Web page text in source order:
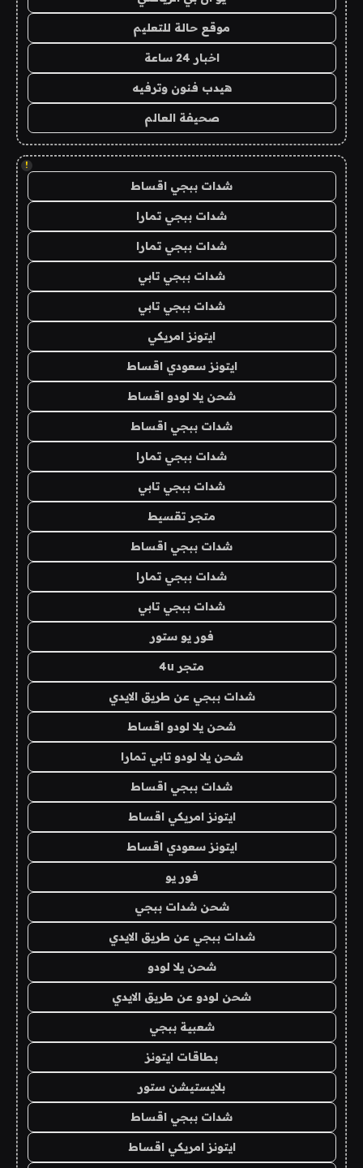
موقع حالة للتعليم
اخبار 24 ساعة
هيدب فنون وترفيه
صحيفة العالم
!
شدات ببجي اقساط
شدات ببجي تمارا
شدات ببجي تمارا
شدات ببجي تابي
شدات ببجي تابي
ايتونز امريكي
ايتونز سعودي اقساط
شحن يلا لودو اقساط
شدات ببجي اقساط
شدات ببجي تمارا
شدات ببجي تابي
متجر تقسيط
شدات ببجي اقساط
شدات ببجي تمارا
شدات ببجي تابي
فور يو ستور
متجر 4u
شدات ببجي عن طريق الايدي
شحن يلا لودو اقساط
شحن يلا لودو تابي تمارا
شدات ببجي اقساط
ايتونز امريكي اقساط
ايتونز سعودي اقساط
فور يو
شحن شدات ببجي
شدات ببجي عن طريق الايدي
شحن يلا لودو
شحن لودو عن طريق الايدي
شعبية ببجي
بطاقات ايتونز
بلايستيشن ستور
شدات ببجي اقساط
ايتونز امريكي اقساط